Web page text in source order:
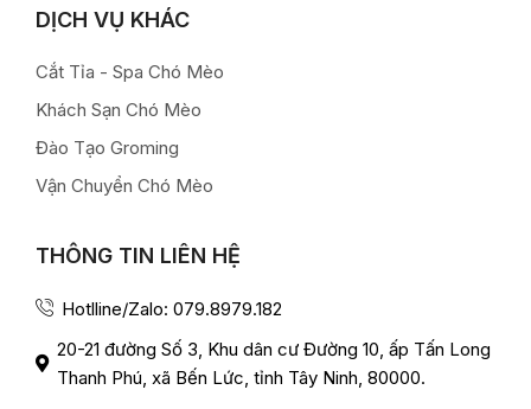
DỊCH VỤ KHÁC
Cắt Tỉa - Spa Chó Mèo
Khách Sạn Chó Mèo
Đào Tạo Groming
Vận Chuyển Chó Mèo
THÔNG TIN LIÊN HỆ
Hotlline/Zalo: 079.8979.182
20-21 đường Số 3, Khu dân cư Đường 10, ấp Tấn Long
Thanh Phú, xã Bến Lức, tỉnh Tây Ninh, 80000.